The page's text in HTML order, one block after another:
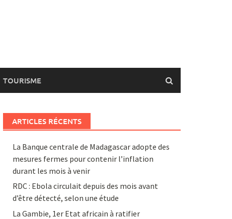
TOURISME
ARTICLES RÉCENTS
La Banque centrale de Madagascar adopte des
mesures fermes pour contenir l’inflation
durant les mois à venir
RDC : Ebola circulait depuis des mois avant
d’être détecté, selon une étude
La Gambie, 1er Etat africain à ratifier